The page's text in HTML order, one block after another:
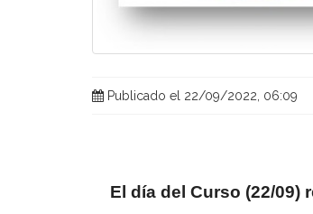
Publicado el 22/09/2022, 06:09
El día del Curso (22/09)